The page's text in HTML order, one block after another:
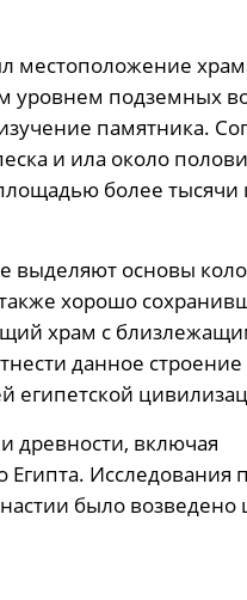
местоположение
уровнем подземных
памятника.
и ила около
более тысячи
выделяют основы
хорошо
храм с
данное строение
египетской
древности, включая
Исследования
было